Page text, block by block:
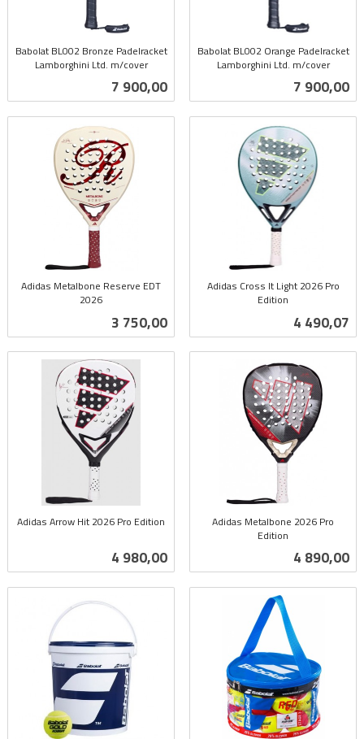
Babolat BL002 Bronze Padelracket
Lamborghini Ltd. m/cover
Pris
7 900,00
Babolat BL002 Orange Padelracket
Lamborghini Ltd. m/cover
Pris
7 900,00
Adidas Metalbone Reserve EDT
2026
Pris
3 750,00
Adidas Cross It Light 2026 Pro
Edition
Pris
4 490,07
Adidas Arrow Hit 2026 Pro Edition
Pris
4 980,00
Adidas Metalbone 2026 Pro
Edition
Pris
4 890,00